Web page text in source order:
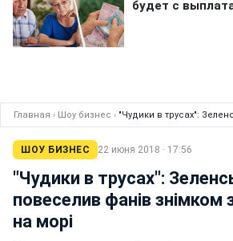
Главная › Шоу бизнес › "Чудики в трусах":
ШОУ БИЗНЕС 22 июня 2018 · 17:56
"Чудики в трусах":
повеселив фанів знімком
на морі